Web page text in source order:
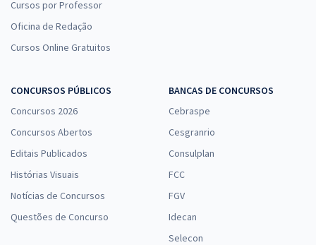
Cursos por Professor
Oficina de Redação
Cursos Online Gratuitos
CONCURSOS PÚBLICOS
Concursos 2026
Concursos Abertos
Editais Publicados
Histórias Visuais
Notícias de Concursos
Questões de Concurso
BANCAS DE CONCURSOS
Cebraspe
Cesgranrio
Consulplan
FCC
FGV
Idecan
Selecon